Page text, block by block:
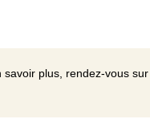
savoir plus, rendez-vous sur